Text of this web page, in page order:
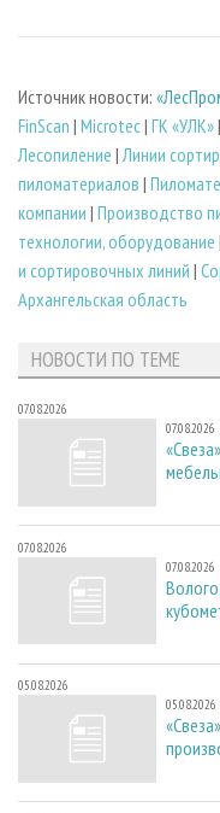
Источник новости:
FinScan | Microtec| ГК «УЛК»|
Лесопиление | Линии
пиломатериалов |
компании | Производство
технологии, оборудование |
и сортировочных линий |
Архангельская область
НОВОСТИ ПО ТЕМЕ
07.08.2026
07.08.2026
07.08.2026
07.08.2026
05.08.2026
05.08.2026